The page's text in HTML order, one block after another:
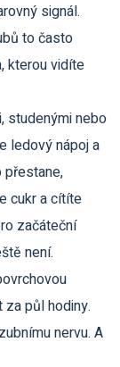
signál.
to často
kterou vidíte
studenými nebo
ledový nápoj a
přestane,
cukr a cítíte
začáteční
není.
půl hodiny.
nervu. A